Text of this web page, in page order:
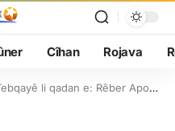
Cîhan Rojava
li qadan e: Rêber Apo çavkaniya hêza me ye